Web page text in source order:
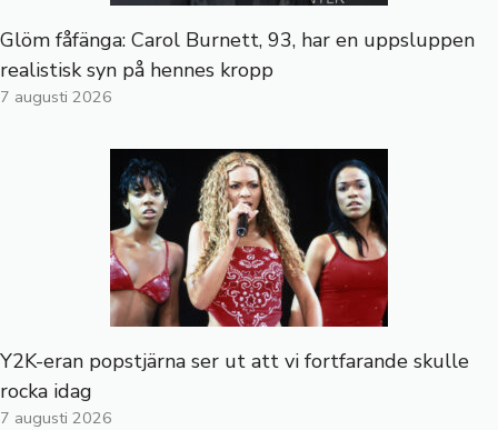
Glöm fåfänga: Carol Burnett, 93, har en uppsluppen
realistisk syn på hennes kropp
7 augusti 2026
Y2K-eran popstjärna ser ut att vi fortfarande skulle
rocka idag
7 augusti 2026